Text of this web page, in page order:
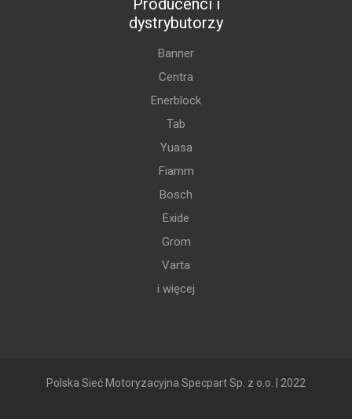
dystrybutorzy
Banner
Centra
Enerblock
Tab
Yuasa
Fiamm
Bosch
Exide
Grom
Varta
i więcej
Polska Sieć Motoryzacyjna Specpart Sp. z o.o. | 2022